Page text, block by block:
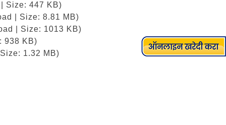
Size: 447 KB)
| Size: 8.81 MB)
| Size: 1013 KB)
938 KB)
1.32 MB)